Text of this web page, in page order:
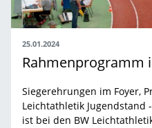
25.01.2024
Rahmenprogramm
Siegerehrungen im Foyer,
Leichtathletik Jugendstand
ist bei den BW